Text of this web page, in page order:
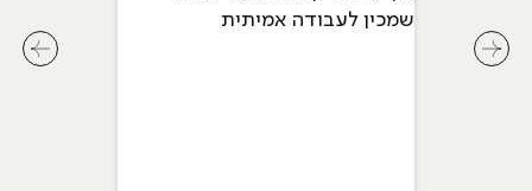
שמכין לעבודה אמיתית
לחץ לחץ לשיקופית קודמת בסליידר מאמרים